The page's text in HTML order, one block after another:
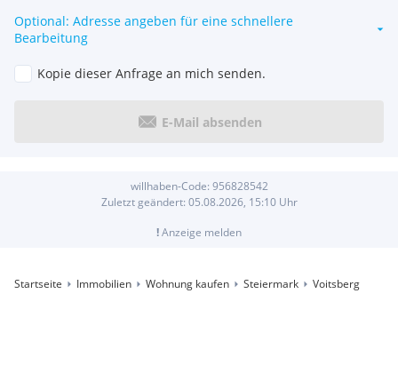
Optional: Adresse angeben für eine schnellere
Bearbeitung
Kopie dieser Anfrage an mich senden.
E-Mail absenden
willhaben-Code: 956828542
Zuletzt geändert: 05.08.2026, 15:10Uhr
!Anzeige melden
Startseite Immobilien Wohnung kaufen Steiermark Voitsberg